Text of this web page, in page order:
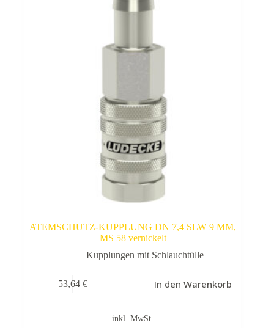
ATEMSCHUTZ-KUPPLUNG DN 7,4 SLW 9 MM,
MS 58 vernickelt
Kupplungen mit Schlauchtülle
53,64 € In den Warenkorb
inkl. MwSt.